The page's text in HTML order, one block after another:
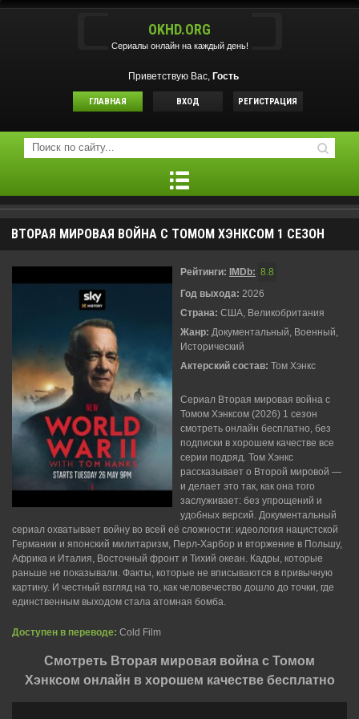
OKHD.ORG
Сериалы онлайн на каждый день!
Приветствую Вас, Гость
ГЛАВНАЯ ВХОД РЕГИСТРАЦИЯ
ВТОРАЯ МИРОВАЯ ВОЙНА С ТОМОМ ХЭНКСОМ 1 СЕЗОН
Рейтинги: IMDb: 8.8
Год выхода: 2026
Страна: США, Великобритания
Жанр: Документальный, Военный,
Исторический
Актерский состав: Том Хэнкс
Сериал Вторая мировая война с
Томом Хэнксом (2026) 1 сезон
смотреть онлайн бесплатно, без
подписки в хорошем качестве все
серии подряд. Том Хэнкс
рассказывает о Второй мировой —
и делает это так, как она того
заслуживает: без упрощений и
удобных версий. Документальный
сериал охватывает войну во всей её сложности: идеология нацистской
Германии и японский милитаризм, Перл-Харбор и вторжение в Польшу,
Африка и Италия, Восточный фронт и Тихий океан. Кадры, которые
раньше не показывали. Факты, которые не вписываются в привычную
картину. И честный взгляд на то, как человечество дошло до точки, где
единственным выходом стала атомная бомба.
Доступен в переводе: Cold Film
Смотреть Вторая мировая война с Томом
Хэнксом онлайн в хорошем качестве бесплатно